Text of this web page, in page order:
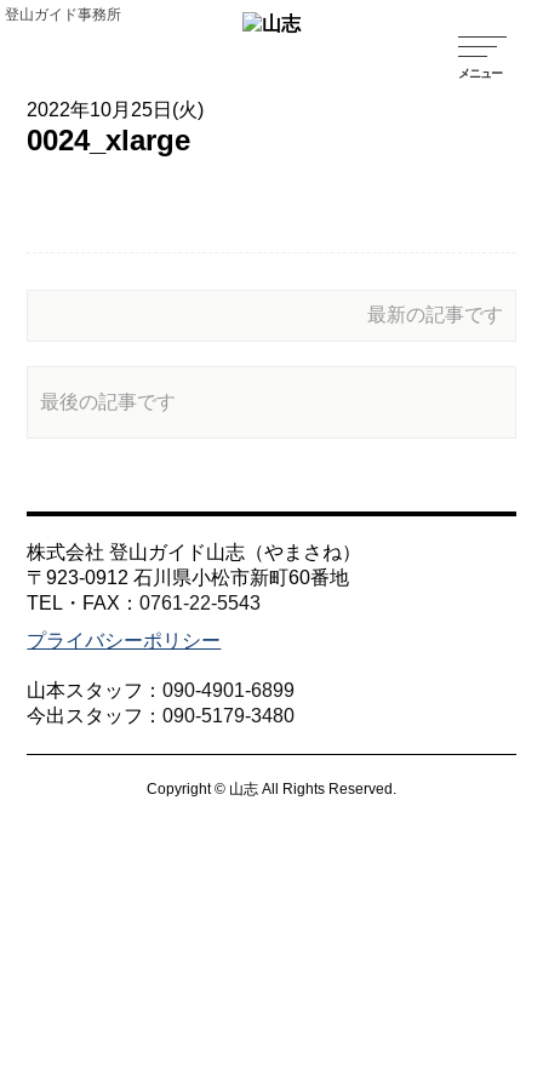
登山ガイド事務所
2022年10月25日(火)
0024_xlarge
最新の記事です
最後の記事です
株式会社 登山ガイド山志（やまさね）
〒923-0912 石川県小松市新町60番地
TEL・FAX：0761-22-5543
プライバシーポリシー
山本スタッフ：090-4901-6899
今出スタッフ：090-5179-3480
Copyright © 山志 All Rights Reserved.